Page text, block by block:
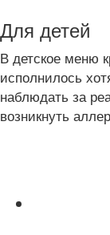
Для детей
В детское меню
исполнилось
наблюдать за
возникнуть